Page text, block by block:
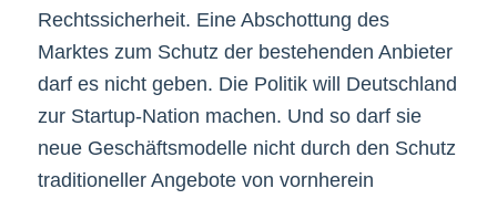
Rechtssicherheit. Eine Abschottung des
Marktes zum Schutz der bestehenden Anbieter
darf es nicht geben. Die Politik will Deutschland
zur Startup-Nation machen. Und so darf sie
neue Geschäftsmodelle nicht durch den Schutz
traditioneller Angebote von vornherein